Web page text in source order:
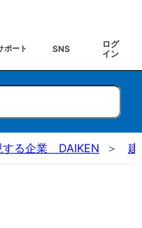
ポート SNS
ログ
イン
する企業 DAIKEN 建